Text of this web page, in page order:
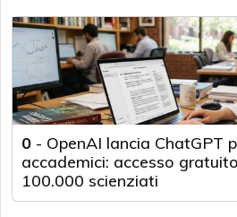
0 - OpenAI lancia ChatGPT
accademici: accesso
100.000 scienziati